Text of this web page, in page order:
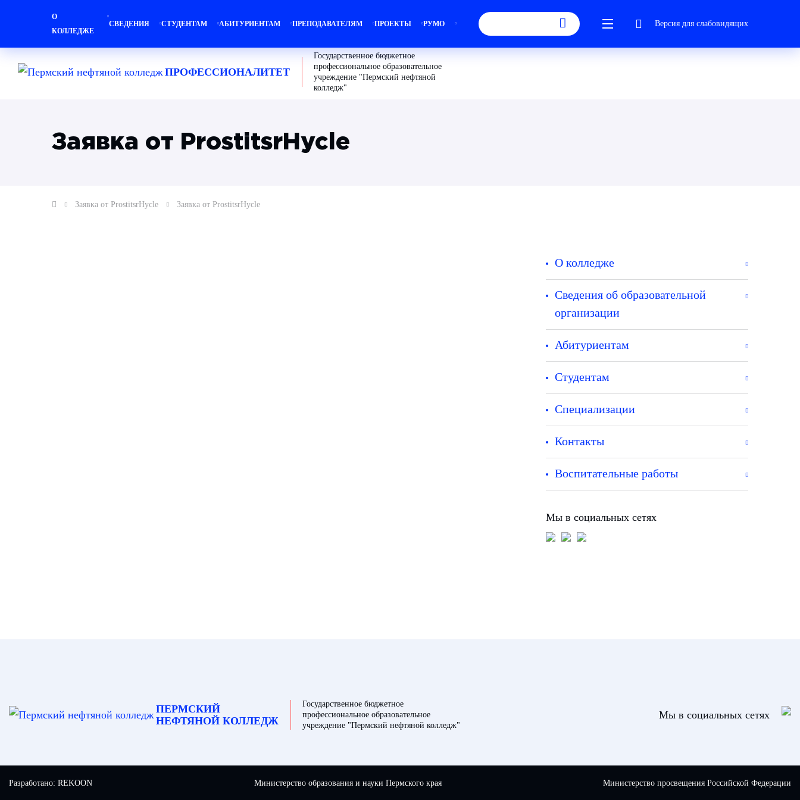
О
КОЛЛЕДЖЕ
СВЕДЕНИЯ СТУДЕНТАМ АБИТУРИЕНТАМ ПРЕПОДАВАТЕЛЯМ ПРОЕКТЫ РУМО Версия для слабовидящих
ПРОФЕССИОНАЛИТЕТ
Государственное бюджетное
профессиональное образовательное
учреждение "Пермский нефтяной
колледж"
Заявка от ProstitsrHycle
Заявка от ProstitsrHycle Заявка от ProstitsrHycle
О колледже
Сведения об образовательной
организации
Абитуриентам
Студентам
Специализации
Контакты
Воспитательные работы
Мы в социальных сетях
ПЕРМСКИЙ
НЕФТЯНОЙ КОЛЛЕДЖ
Государственное бюджетное
профессиональное образовательное
учреждение "Пермский нефтяной колледж"
Мы в социальных сетях
Разработано: REKOON Министерство образования и науки Пермского края Министерство просвещения Российской Федерации